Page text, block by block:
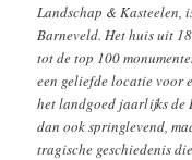
Landschap & Kasteelen,
Barneveld. Het huis uit
tot de top 100
een geliefde locatie voor
het landgoed jaarlijks de
dan ook springlevend,
tragische geschiedenis